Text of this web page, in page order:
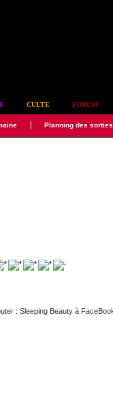
CULTE FORUM
Planning des sorties